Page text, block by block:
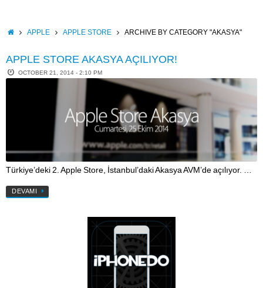
contentHOMEAPPLE APPLE STORE ARCHIVE BY CATEGORY "AKASYA"
APPLE STORE AKASYA AÇILIYOR!
OCTOBER 21, 2014 - 2:10 PM
Türkiye’deki 2. Apple Store, İstanbul’daki Akasya AVM’de açılıyor. …
DEVAMI